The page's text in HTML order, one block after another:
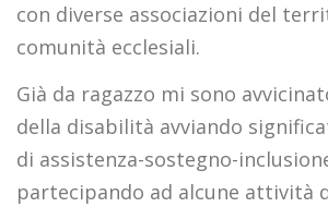
con diverse associazioni del
comunità ecclesiali.
Già da ragazzo mi sono
della disabilità avviando
di assistenza-sostegno-
partecipando ad alcune attività